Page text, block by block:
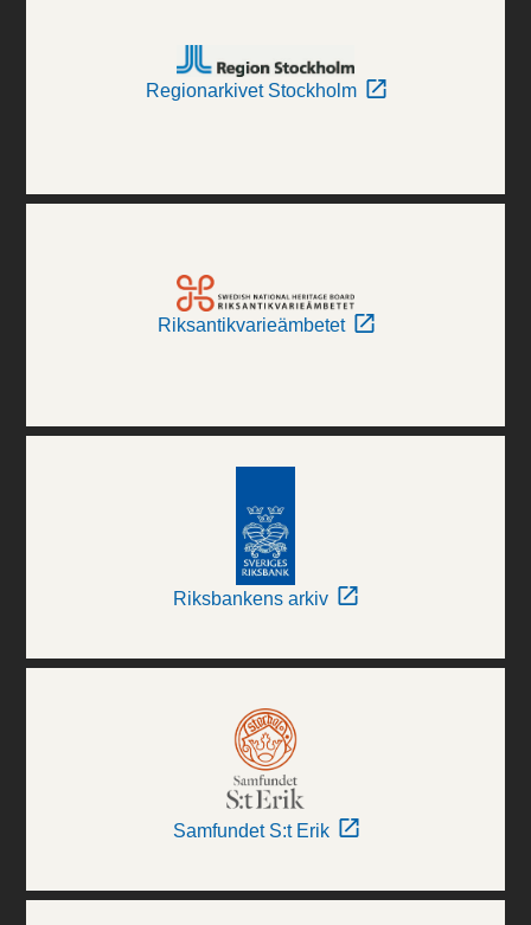
Regionarkivet Stockholm
Riksantikvarieämbetet
Riksbankens arkiv
Samfundet S:t Erik